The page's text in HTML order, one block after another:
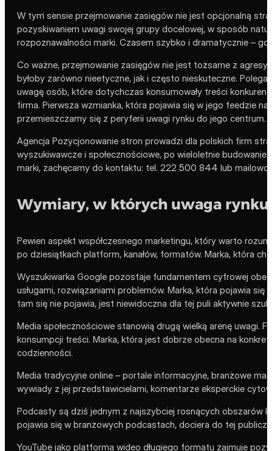
W tym sensie przejmowanie zasięgów nie jest opcjonalną
pozyskiwaniem uwagi swojej grupy docelowej, w sposób
rozpoznawalności marki. Czasem szybko i dramatycznie –
Co ważne, przejmowanie zasięgów nie jest tożsame z
byłoby zarówno nieetyczne, jak i często nieskuteczne.
uwagę osób, które dotychczas konsumowały treści
firma. Pierwsza wzmianka, która pojawia się w jego feedzie
przemieszczamy się z peryferii uwagi rynku do jego centrum.
Agencja Pozycjonowanie stron prowadzi dla polskich firm
wyszukiwawcze i społecznościowe, po wieloletnie
marki, zachęcamy do kontaktu: tel. 222 500 844 lub
Wymiary, w których uwaga rynku
Pewien aspekt współczesnego marketingu, który warto
po dziesiątkach platform, kanałów, formatów. Marka, która
Wyszukiwarka Google pozostaje fundamentem cyfrowej
usługami, rozwiązaniami problemów. Marka, która pojawia
tam się nie pojawia, jest niewidoczna dla tej puli aktywnie
Media społecznościowe stanowią drugą wielką arenę uwagi.
konsumpcji treści. Marka, która jest dobrze obecna na
codzienności.
Media tradycyjne online – portale informacyjne, branżowe
wywiady z jej przedstawicielami, komentarze eksperckie
Podcasty są dziś jednym z najszybciej rosnących obszarów
pojawia się w branżowych podcastach, dociera do tej
YouTube jako platforma wideo długiego formatu zajmuje